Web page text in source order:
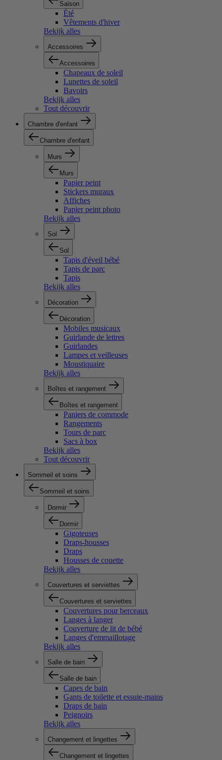
Saison
Été
Vêtements d'hiver
Bekijk alles
Accessoires
Accessoires
Chapeaux de soleil
Lunettes de soleil
Bavoirs
Bekijk alles
Tout découvrir
Chambre d'enfant
Chambre d'enfant
Murs
Murs
Papier peint
Stickers muraux
Affiches
Papier peint photo
Bekijk alles
Sol
Sol
Tapis d'éveil bébé
Tapis de parc
Tapis
Bekijk alles
Décoration
Décoration
Mobiles musicaux
Guirlande de lettres
Guirlandes
Lampes et veilleuses
Moustiquaire
Bekijk alles
Boîtes et rangement
Boîtes et rangement
Paniers de commode
Rangements
Tours de parc
Sacs à box
Bekijk alles
Tout découvrir
Sommeil et soins
Sommeil et soins
Dormir
Dormir
Gigoteuses
Draps-housses
Draps
Housses de couette
Bekijk alles
Couvertures et serviettes
Couvertures et serviettes
Couvertures pour berceaux
Langes à langer
Couverture de lit de bébé
Langes d'emmaillotage
Bekijk alles
Salle de bain
Salle de bain
Capes de bain
Gants de toilette et essuie-mains
Draps de bain
Peignoirs
Bekijk alles
Changement et lingettes
Changement et lingettes